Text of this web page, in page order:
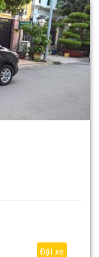
Đặt xe